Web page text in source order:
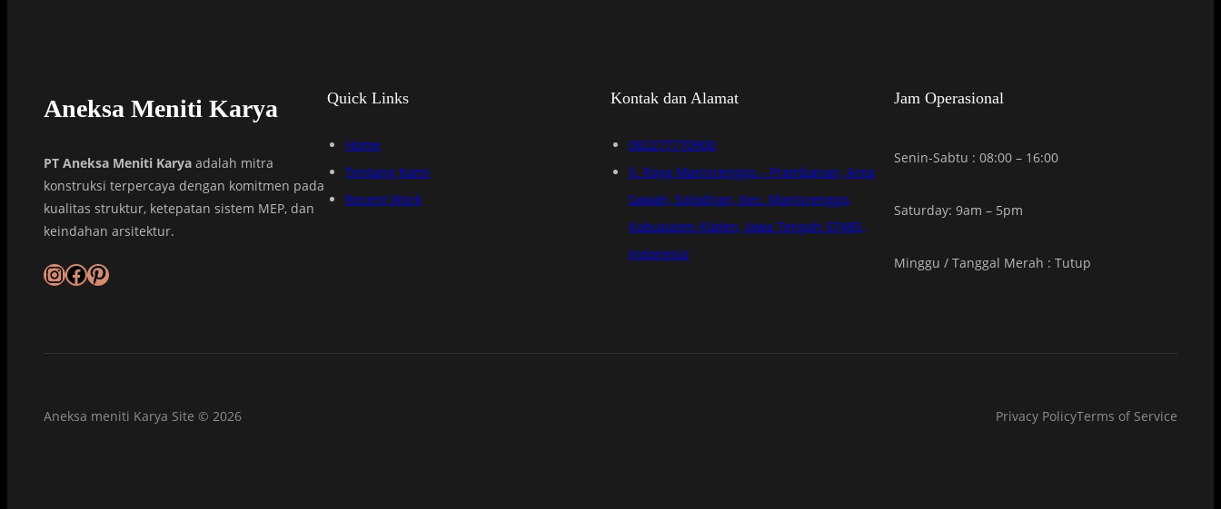
Aneksa Meniti Karya
PT Aneksa Meniti Karya adalah mitra
konstruksi terpercaya dengan komitmen pada
kualitas struktur, ketepatan sistem MEP, dan
keindahan arsitektur.
Quick Links
Home
Tentang Kami
Recent Work
Kontak dan Alamat
082277770900
Jl. Raya Manisrenggo – Prambanan, Area
Sawah, Solodiran, Kec. Manisrenggo,
Kabupaten Klaten, Jawa Tengah 57485,
Indonesia
Jam Operasional
Senin-Sabtu : 08:00 – 16:00
Saturday: 9am – 5pm
Minggu / Tanggal Merah : Tutup
Aneksa meniti Karya Site © 2026 Privacy PolicyTerms of Service